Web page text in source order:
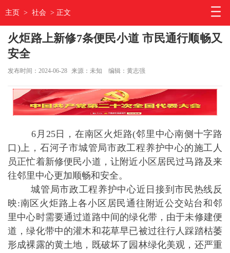
主页 > 社会 > 正文
火炬路上新修7条便民小道 市民通行顺畅又
安全
发布时间：2024-06-28 来源：未知 编辑：黄志强
6月25日，在南区火炬路(邻里中心南侧十字路
口)上，石河子市城管局市政工程养护中心的施工人
员正忙着新修便民小道，让附近小区居民过马路及来
往邻里中心更加顺畅和安全。
城管局市政工程养护中心近日接到市民热线反
映:南区火炬路上各小区居民通往附近公交站台和邻
里中心时需要通过道路中间的绿化带，由于未修建便
道，绿化带中的灌木和花草早已被过往行人踩踏枯萎
形成裸露的黄土地，既破坏了园林绿化美观，还严重